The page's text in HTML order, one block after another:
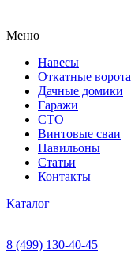
Меню
Навесы
Откатные ворота
Дачные домики
Гаражи
СТО
Винтовые сваи
Павильоны
Статьи
Контакты
Каталог
8 (499) 130-40-45